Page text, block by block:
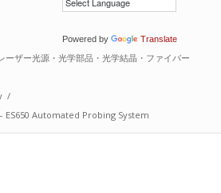
Powered by Translate
ーザー光源・光学部品・光学結晶・ファイバー
/
ES650 Automated Probing System